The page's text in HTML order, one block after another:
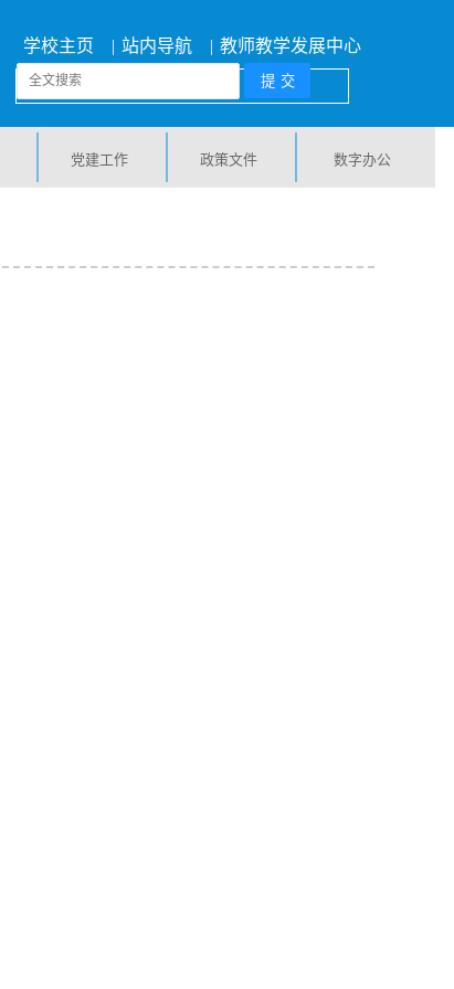
学校主页 | 站内导航 | 教师教学发展中心
党建工作 政策文件 数字办公